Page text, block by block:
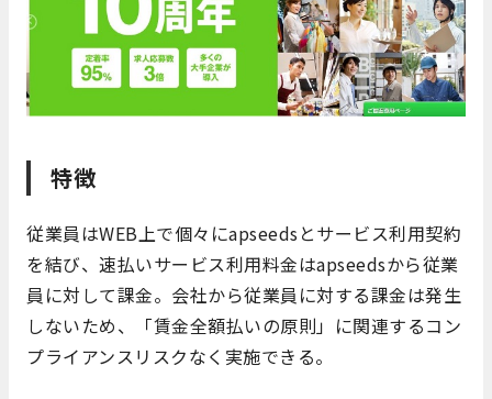
特徴
従業員はWEB上で個々にapseedsとサービス利用契約
を結び、速払いサービス利用料金はapseedsから従業
員に対して課金。会社から従業員に対する課金は発生
しないため、「賃金全額払いの原則」に関連するコン
プライアンスリスクなく実施できる。